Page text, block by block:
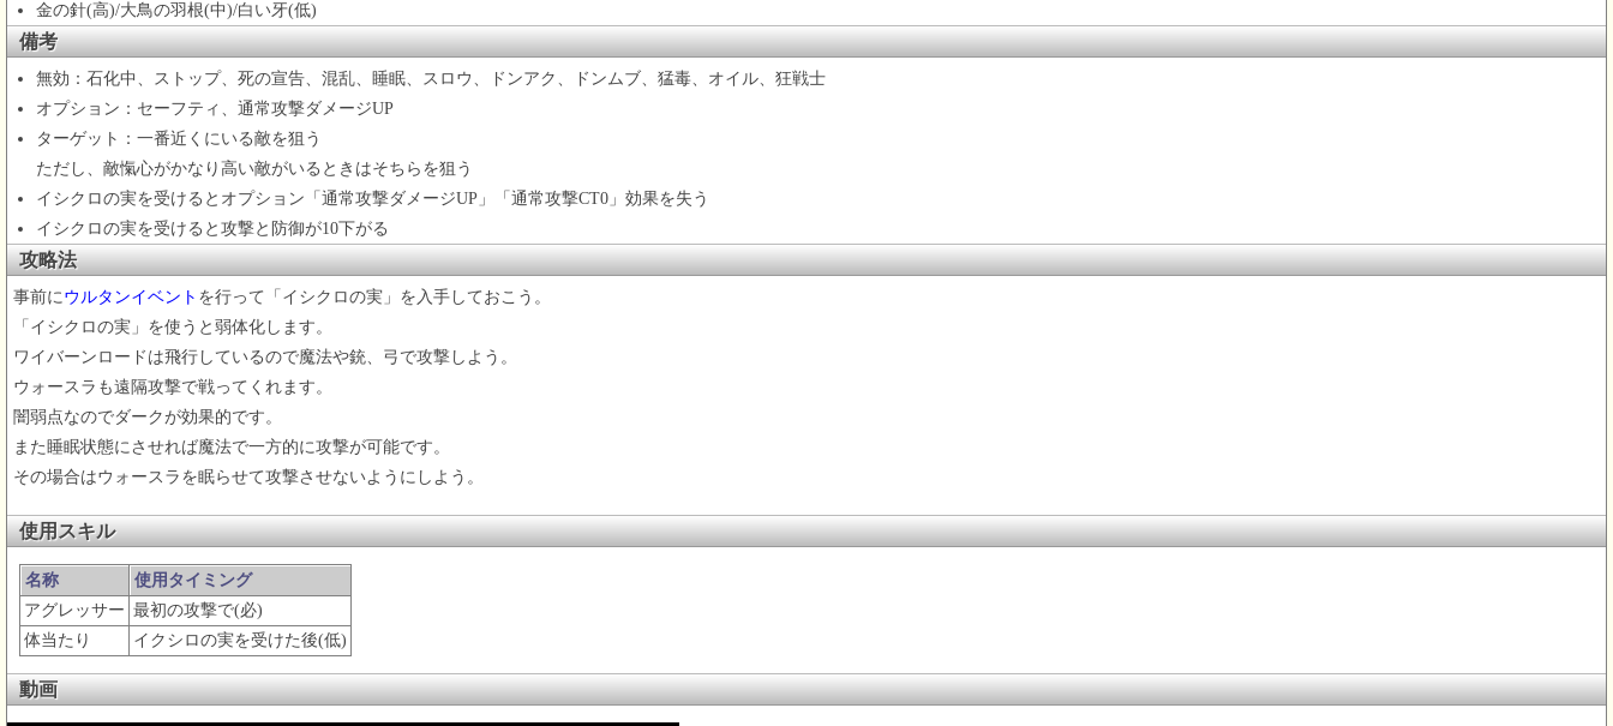
金の針(高)/大鳥の羽根(中)/白い牙(低)
備考
無効：石化中、ストップ、死の宣告、混乱、睡眠、スロウ、ドンアク、ドンムブ、猛毒、オイル、狂戦士
オプション：セーフティ、通常攻撃ダメージUP
ターゲット：一番近くにいる敵を狙う
ただし、敵愾心がかなり高い敵がいるときはそちらを狙う
イシクロの実を受けるとオプション「通常攻撃ダメージUP」「通常攻撃CT0」効果を失う
イシクロの実を受けると攻撃と防御が10下がる
攻略法
事前にウルタンイベント を行って「イシクロの実」を入手しておこう。
「イシクロの実」を使うと弱体化します。
ワイバーンロードは飛行しているので魔法や銃、弓で攻撃しよう。
ウォースラも遠隔攻撃で戦ってくれます。
闇弱点なのでダークが効果的です。
また睡眠状態にさせれば魔法で一方的に攻撃が可能です。
その場合はウォースラを眠らせて攻撃させないようにしよう。
使用スキル
名称
使用タイミング
アグレッサー 最初の攻撃で(必)
体当たり
イクシロの実を受けた後(低)
動画